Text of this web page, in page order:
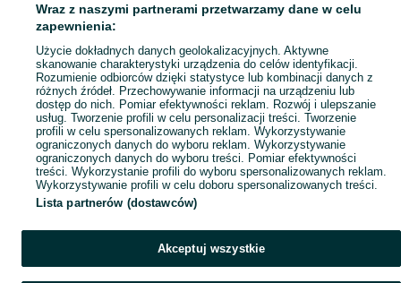
Mapa miejscowości
Mapa ministron
Popularne wyszukiwania
Wraz z naszymi partnerami przetwarzamy dane w celu
zapewnienia:
Użycie dokładnych danych geolokalizacyjnych. Aktywne
skanowanie charakterystyki urządzenia do celów identyfikacji.
Rozumienie odbiorców dzięki statystyce lub kombinacji danych z
różnych źródeł. Przechowywanie informacji na urządzeniu lub
dostęp do nich. Pomiar efektywności reklam. Rozwój i ulepszanie
usług. Tworzenie profili w celu personalizacji treści. Tworzenie
profili w celu spersonalizowanych reklam. Wykorzystywanie
ograniczonych danych do wyboru reklam. Wykorzystywanie
ograniczonych danych do wyboru treści. Pomiar efektywności
treści. Wykorzystanie profili do wyboru spersonalizowanych reklam.
Wykorzystywanie profili w celu doboru spersonalizowanych treści.
Lista partnerów (dostawców)
Akceptuj wszystkie